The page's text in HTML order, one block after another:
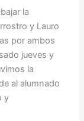
la
y Lauro
por ambos
jueves y
la
al alumnado
y